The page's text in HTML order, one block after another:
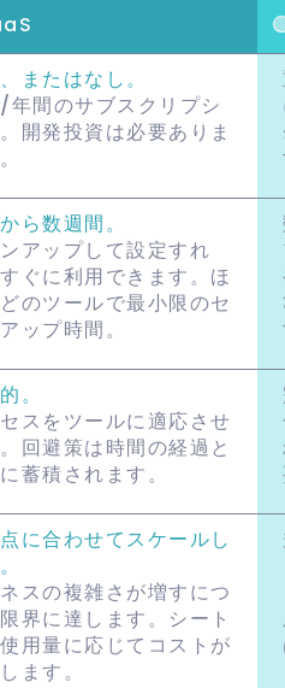
またはなし。
年間のサブスクリプシ
開発投資は必要ありま
ら数週間。
アップして設定すれ
ぐに利用できます。ほ
のツールで最小限のセ
ップ時間。
。
スをツールに適応させ
回避策は時間の経過と
蓄積されます。
に合わせてスケールし
スの複雑さが増すにつ
界に達します。シート
用量に応じてコストが
ます。